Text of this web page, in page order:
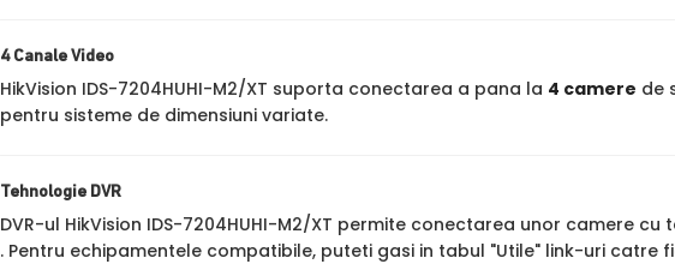
4 Canale Video
HikVision IDS-7204HUHI-M2/XT suporta conectarea a pana la 4 camere de
pentru sisteme de dimensiuni variate.
Tehnologie DVR
DVR-ul HikVision IDS-7204HUHI-M2/XT permite conectarea unor camere cu
. Pentru echipamentele compatibile, puteti gasi in tabul "Utile" link-uri catre